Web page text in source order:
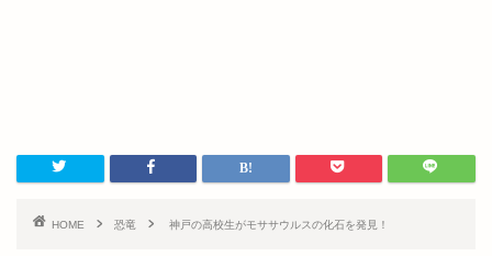
HOME 恐竜 神戸の高校生がモササウルスの化石を発見！